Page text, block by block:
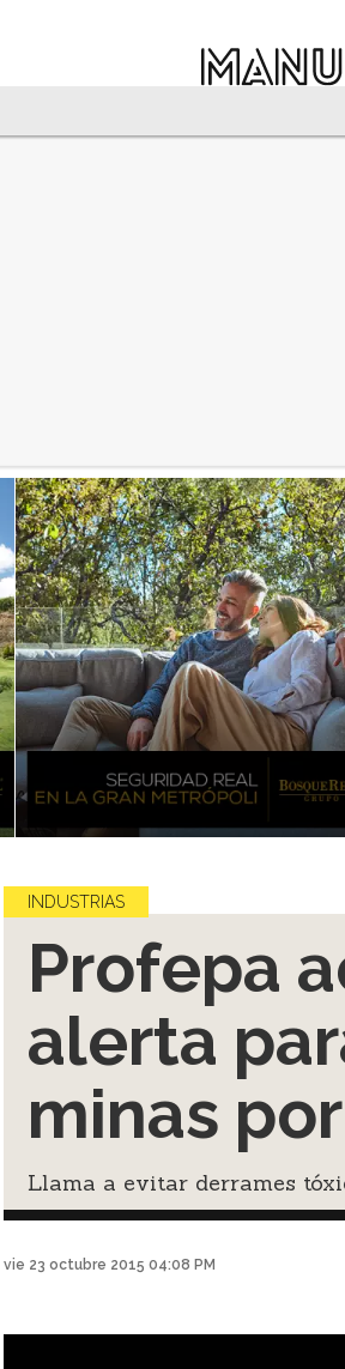
INDUSTRIAS
Profepa
alerta
minas
Llama a evitar derrames
vie 23 octubre 2015 04:08 PM